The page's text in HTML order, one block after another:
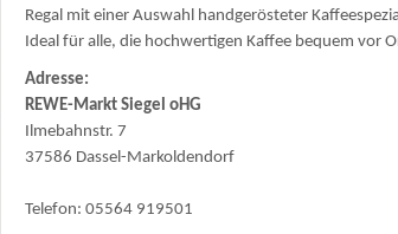
Regal mit einer Auswahl handgerösteter
Ideal für alle, die hochwertigen Kaffee bequem vor
Adresse:
REWE-Markt Siegel oHG
Ilmebahnstr. 7
37586 Dassel-Markoldendorf
Telefon: 05564 919501